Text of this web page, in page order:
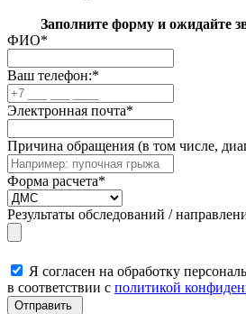
Заполните форму и ожидайте
ФИО*
Ваш телефон:*
Электронная почта*
Причина обращения (в том числе,
Форма расчета*
Результаты обследований /
Я согласен на обработку
в соответствии с политикой